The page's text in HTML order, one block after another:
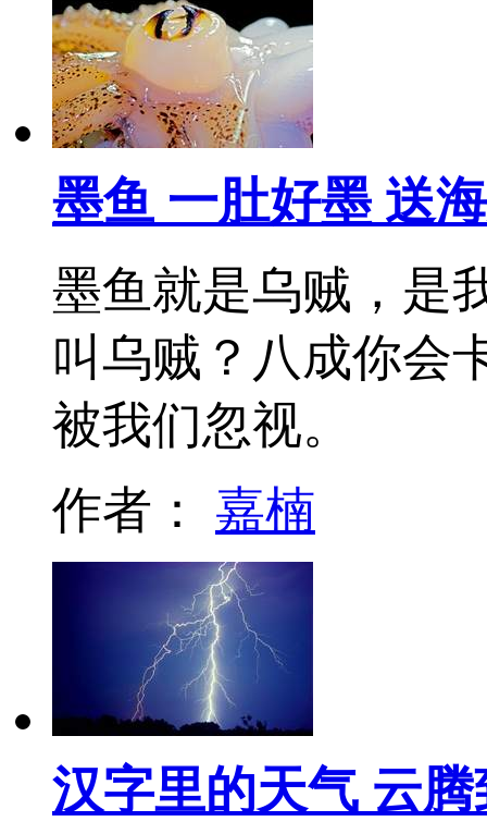
墨鱼 一肚好墨 送
墨鱼就是乌贼，是
叫乌贼？八成你会
被我们忽视。
作者： 嘉楠
汉字里的天气 云